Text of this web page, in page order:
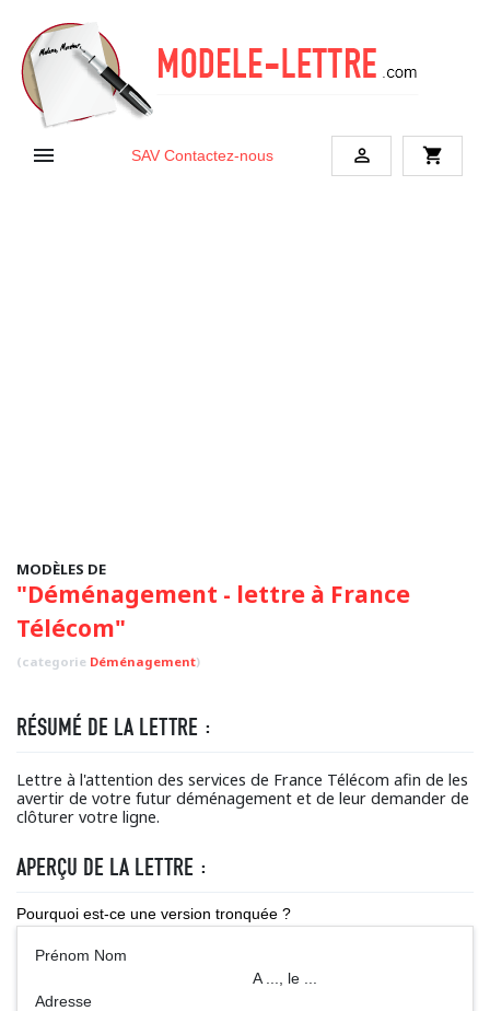
 SAV Contactez-nous  shopping_cart
MODÈLES DE
"Déménagement - lettre à France
Télécom"
(categorie Déménagement)
RÉSUMÉ DE LA LETTRE :
Lettre à l'attention des services de France Télécom afin de les
avertir de votre futur déménagement et de leur demander de
clôturer votre ligne.
APERÇU DE LA LETTRE :
Pourquoi est-ce une version tronquée ?
Prénom Nom
A ..., le ...
Adresse